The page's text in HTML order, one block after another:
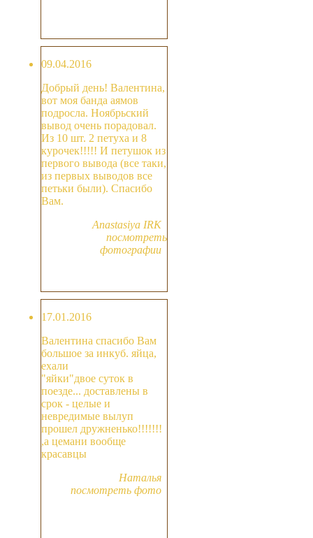
09.04.2016
Добрый день! Валентина,
вот моя банда аямов
подросла. Ноябрьский
вывод очень порадовал.
Из 10 шт. 2 петуха и 8
курочек!!!!! И петушок из
первого вывода (все таки,
из первых выводов все
петьки были). Спасибо
Вам.
Anastasiya IRK
посмотреть
фотографии
17.01.2016
Валентина спасибо Вам
большое за инкуб. яйца,
ехали
"яйки"двое суток в
поезде... доставлены в
срок - целые и
невредимые вылуп
прошел дружненько!!!!!!!
,а цемани вообще
красавцы
Наталья
посмотреть фото